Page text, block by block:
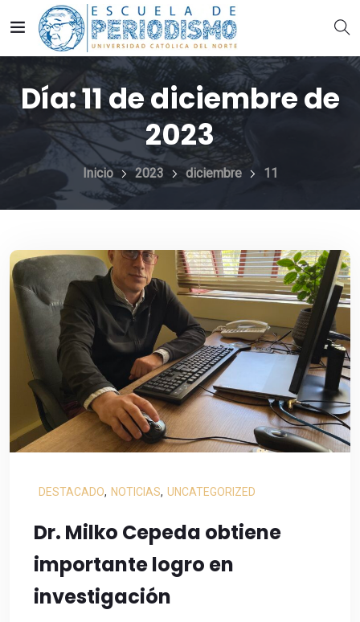
Día:11 de diciembre de
2023
Inicio 2023 diciembre 11
DESTACADO, NOTICIAS, UNCATEGORIZED
Dr. Milko Cepeda obtiene
importante logro en
investigación